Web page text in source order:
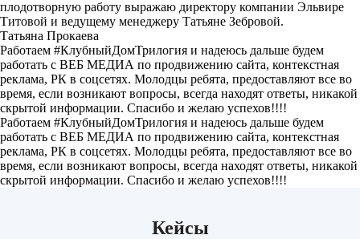
плодотворную работу выражаю директору компании Эльвире
Титовой и ведущему менеджеру Татьяне Зебровой.
Татьяна Прокаева
Работаем #КлубныйДомТрилогия и надеюсь дальше будем
работать с ВЕБ МЕДИА по продвижению сайта, контекстная
реклама, РК в соцсетях. Молодцы ребята, предоставляют все во
время, если возникают вопросы, всегда находят ответы, никакой
скрытой информации. Спасибо и желаю успехов!!!!
Работаем #КлубныйДомТрилогия и надеюсь дальше будем
работать с ВЕБ МЕДИА по продвижению сайта, контекстная
реклама, РК в соцсетях. Молодцы ребята, предоставляют все во
время, если возникают вопросы, всегда находят ответы, никакой
скрытой информации. Спасибо и желаю успехов!!!!
Кейсы